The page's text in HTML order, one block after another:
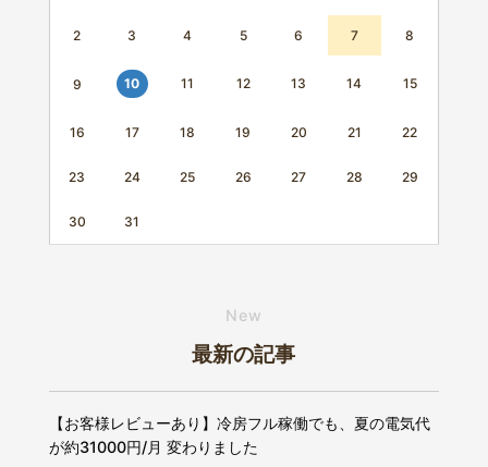
2 3 4 5 6 7 8
9 10 11 12 13 14 15
16 17 18 19 20 21 22
23 24 25 26 27 28 29
30 31
New
最新の記事
【お客様レビューあり】冷房フル稼働でも、夏の電気代
が約31000円/月 変わりました